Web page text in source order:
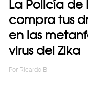
La Policía
compra tus
en las
virus del Zika
Por Ricardo B